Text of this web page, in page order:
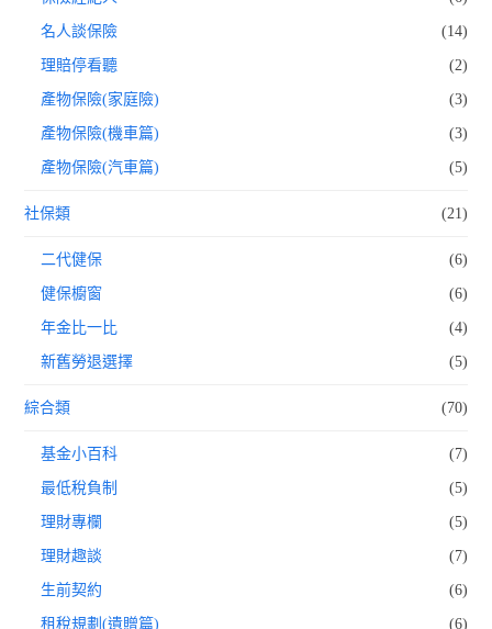
名人談保險 (14)
理賠停看聽 (2)
產物保險(家庭險) (3)
產物保險(機車篇) (3)
產物保險(汽車篇) (5)
社保類 (21)
二代健保 (6)
健保櫥窗 (6)
年金比一比 (4)
新舊勞退選擇 (5)
綜合類 (70)
基金小百科 (7)
最低稅負制 (5)
理財專欄 (5)
理財趣談 (7)
生前契約 (6)
租稅規劃(遺贈篇) (6)